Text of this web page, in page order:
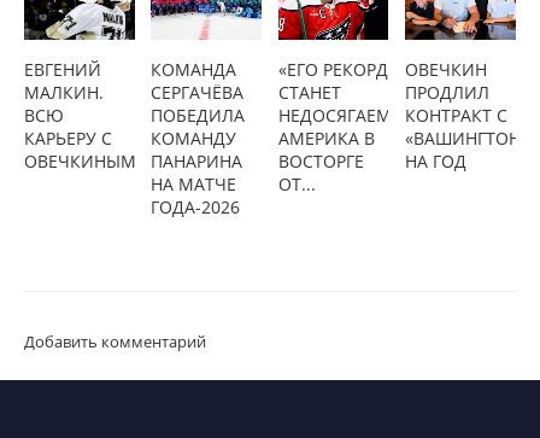
ЕВГЕНИЙ
МАЛКИН.
ВСЮ
КАРЬЕРУ С
ОВЕЧКИНЫМ
КОМАНДА
СЕРГАЧЁВА
ПОБЕДИЛА
КОМАНДУ
ПАНАРИНА
НА МАТЧЕ
ГОДА-2026
«ЕГО РЕКОРД
СТАНЕТ
НЕДОСЯГАЕМЫМ»:
АМЕРИКА В
ВОСТОРГЕ
ОТ...
ОВЕЧКИН
ПРОДЛИЛ
КОНТРАКТ С
НА ГОД
Добавить комментарий